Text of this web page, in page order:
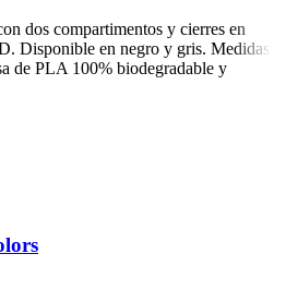
dos compartimentos y cierres en
Disponible en negro y gris. Medidas:
de PLA 100% biodegradable y